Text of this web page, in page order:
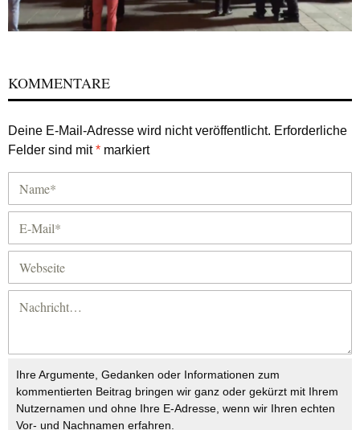
KOMMENTARE
Deine E-Mail-Adresse wird nicht veröffentlicht. Erforderliche
Felder sind mit* markiert
Ihre Argumente, Gedanken oder Informationen zum
kommentierten Beitrag bringen wir ganz oder gekürzt mit Ihrem
Nutzernamen und ohne Ihre E-Adresse, wenn wir Ihren echten
Vor- und Nachnamen erfahren.